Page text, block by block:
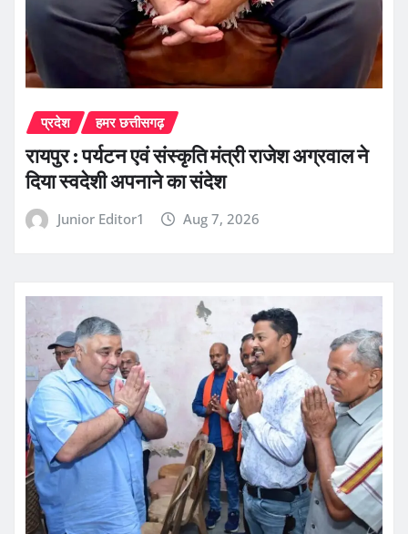
प्रदेश हमर छत्तीसगढ़
रायपुर : पर्यटन एवं संस्कृति मंत्री राजेश अग्रवाल ने
दिया स्वदेशी अपनाने का संदेश
Junior Editor1 Aug 7, 2026